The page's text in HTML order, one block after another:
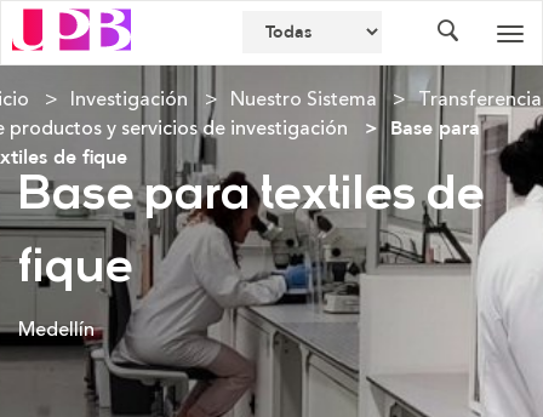
Investigación Nuestro Sistema
Transferencia
productos y servicios de investigación
Base para
de fique
Base para textiles de
fique
Medellín